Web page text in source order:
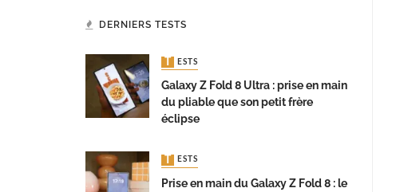
DERNIERS TESTS
TESTS
Galaxy Z Fold 8 Ultra : prise en main
du pliable que son petit frère
éclipse
TESTS
Prise en main du Galaxy Z Fold 8 : le